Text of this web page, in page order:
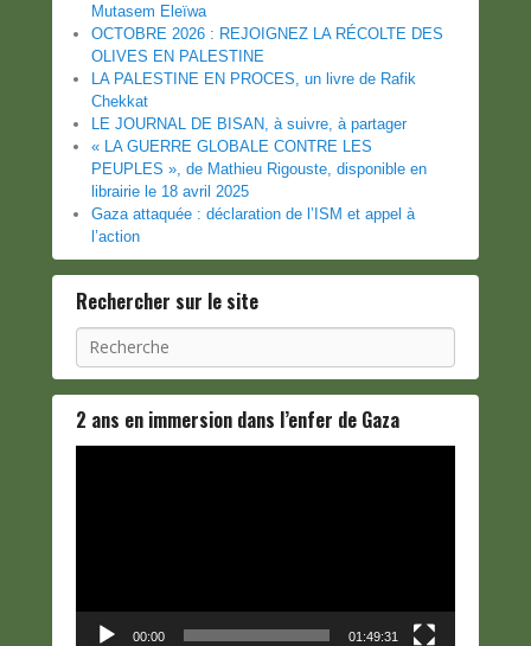
Mutasem Eleïwa
OCTOBRE 2026 : REJOIGNEZ LA RÉCOLTE DES
OLIVES EN PALESTINE
LA PALESTINE EN PROCES, un livre de Rafik
Chekkat
LE JOURNAL DE BISAN, à suivre, à partager
« LA GUERRE GLOBALE CONTRE LES
PEUPLES », de Mathieu Rigouste, disponible en
librairie le 18 avril 2025
Gaza attaquée : déclaration de l’ISM et appel à
l’action
Rechercher sur le site
Recherche
2 ans en immersion dans l’enfer de Gaza
00:00 01:49:31